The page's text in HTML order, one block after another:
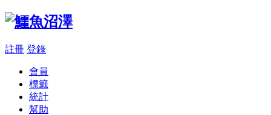
註冊 登錄
會員
標籤
統計
幫助